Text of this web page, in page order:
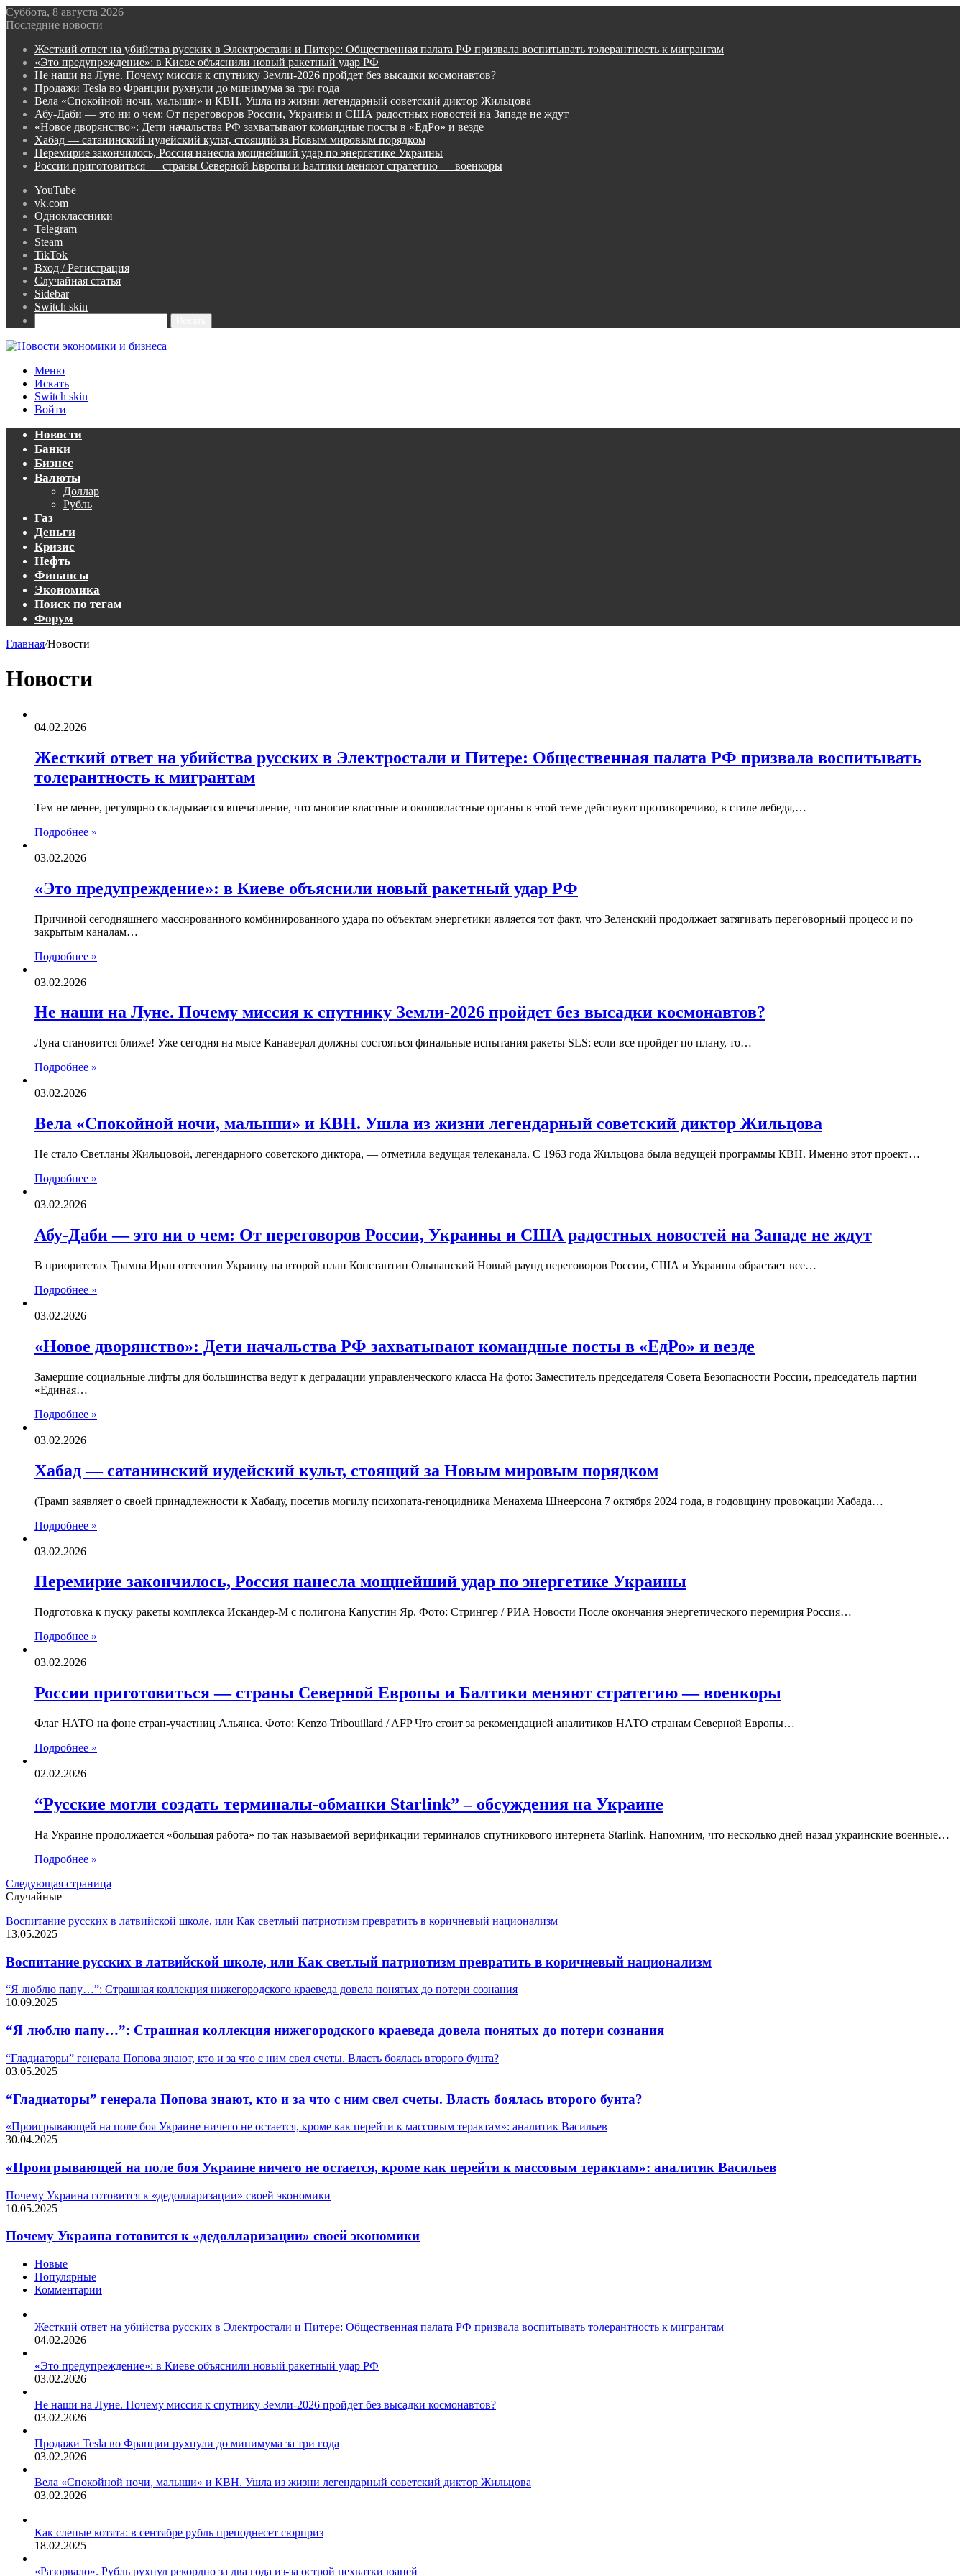
Суббота, 8 августа 2026
Последние новости
Жесткий ответ на убийства русских в Электростали и Питере: Общественная палата РФ призвала воспитывать толерантность к мигрантам
«Это предупреждение»: в Киеве объяснили новый ракетный удар РФ
Не наши на Луне. Почему миссия к спутнику Земли-2026 пройдет без высадки космонавтов?
Продажи Tesla во Франции рухнули до минимума за три года
Вела «Спокойной ночи, малыши» и КВН. Ушла из жизни легендарный советский диктор Жильцова
Абу-Даби — это ни о чем: От переговоров России, Украины и США радостных новостей на Западе не ждут
«Новое дворянство»: Дети начальства РФ захватывают командные посты в «ЕдРо» и везде
Хабад — сатанинский иудейский культ, стоящий за Новым мировым порядком
Перемирие закончилось, Россия нанесла мощнейший удар по энергетике Украины
России приготовиться — страны Северной Европы и Балтики меняют стратегию — военкоры
YouTube
vk.com
Одноклассники
Telegram
Steam
TikTok
Вход / Регистрация
Случайная статья
Sidebar
Switch skin
Меню
Искать
Switch skin
Войти
Новости
Банки
Бизнес
Валюты
Доллар
Рубль
Газ
Деньги
Кризис
Нефть
Финансы
Экономика
Поиск по тегам
Форум
Главная/Новости
Новости
04.02.2026
Жесткий ответ на убийства русских в Электростали и Питере: Общественная палата РФ призвала воспитывать
толерантность к мигрантам
Тем не менее, регулярно складывается впечатление, что многие властные и околовластные органы в этой теме действуют противоречиво, в стиле лебедя,…
Подробнее »
03.02.2026
«Это предупреждение»: в Киеве объяснили новый ракетный удар РФ
Причиной сегодняшнего массированного комбинированного удара по объектам энергетики является тот факт, что Зеленский продолжает затягивать переговорный процесс и по
закрытым каналам…
Подробнее »
03.02.2026
Не наши на Луне. Почему миссия к спутнику Земли-2026 пройдет без высадки космонавтов?
Луна становится ближе! Уже сегодня на мысе Канаверал должны состояться финальные испытания ракеты SLS: если все пройдет по плану, то…
Подробнее »
03.02.2026
Вела «Спокойной ночи, малыши» и КВН. Ушла из жизни легендарный советский диктор Жильцова
Не стало Светланы Жильцовой, легендарного советского диктора, — отметила ведущая телеканала. С 1963 года Жильцова была ведущей программы КВН. Именно этот проект…
Подробнее »
03.02.2026
Абу-Даби — это ни о чем: От переговоров России, Украины и США радостных новостей на Западе не ждут
В приоритетах Трампа Иран оттеснил Украину на второй план Константин Ольшанский Новый раунд переговоров России, США и Украины обрастает все…
Подробнее »
03.02.2026
«Новое дворянство»: Дети начальства РФ захватывают командные посты в «ЕдРо» и везде
Замершие социальные лифты для большинства ведут к деградации управленческого класса На фото: Заместитель председателя Совета Безопасности России, председатель партии
«Единая…
Подробнее »
03.02.2026
Хабад — сатанинский иудейский культ, стоящий за Новым мировым порядком
(Трамп заявляет о своей принадлежности к Хабаду, посетив могилу психопата-геноцидника Менахема Шнеерсона 7 октября 2024 года, в годовщину провокации Хабада…
Подробнее »
03.02.2026
Перемирие закончилось, Россия нанесла мощнейший удар по энергетике Украины
Подготовка к пуску ракеты комплекса Искандер-М с полигона Капустин Яр. Фото: Стрингер / РИА Новости После окончания энергетического перемирия Россия…
Подробнее »
03.02.2026
России приготовиться — страны Северной Европы и Балтики меняют стратегию — военкоры
Флаг НАТО на фоне стран-участниц Альянса. Фото: Kenzo Tribouillard / AFP Что стоит за рекомендацией аналитиков НАТО странам Северной Европы…
Подробнее »
02.02.2026
“Русские могли создать терминалы-обманки Starlink” – обсуждения на Украине
На Украине продолжается «большая работа» по так называемой верификации терминалов спутникового интернета Starlink. Напомним, что несколько дней назад украинские военные…
Подробнее »
Следующая страница
Случайные
Воспитание русских в латвийской школе, или Как светлый патриотизм превратить в коричневый национализм
13.05.2025
Воспитание русских в латвийской школе, или Как светлый патриотизм превратить в коричневый национализм
“Я люблю папу…”: Страшная коллекция нижегородского краеведа довела понятых до потери сознания
10.09.2025
“Я люблю папу…”: Страшная коллекция нижегородского краеведа довела понятых до потери сознания
“Гладиаторы” генерала Попова знают, кто и за что с ним свел счеты. Власть боялась второго бунта?
03.05.2025
“Гладиаторы” генерала Попова знают, кто и за что с ним свел счеты. Власть боялась второго бунта?
«Проигрывающей на поле боя Украине ничего не остается, кроме как перейти к массовым терактам»: аналитик Васильев
30.04.2025
«Проигрывающей на поле боя Украине ничего не остается, кроме как перейти к массовым терактам»: аналитик Васильев
Почему Украина готовится к «дедолларизации» своей экономики
10.05.2025
Почему Украина готовится к «дедолларизации» своей экономики
Новые
Популярные
Комментарии
Жесткий ответ на убийства русских в Электростали и Питере: Общественная палата РФ призвала воспитывать толерантность к мигрантам
04.02.2026
«Это предупреждение»: в Киеве объяснили новый ракетный удар РФ
03.02.2026
Не наши на Луне. Почему миссия к спутнику Земли-2026 пройдет без высадки космонавтов?
03.02.2026
Продажи Tesla во Франции рухнули до минимума за три года
03.02.2026
Вела «Спокойной ночи, малыши» и КВН. Ушла из жизни легендарный советский диктор Жильцова
03.02.2026
Как слепые котята: в сентябре рубль преподнесет сюрприз
18.02.2025
«Разорвало». Рубль рухнул рекордно за два года из-за острой нехватки юаней